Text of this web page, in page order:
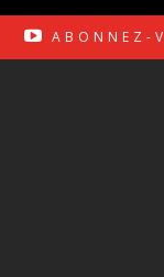
ABONNEZ-